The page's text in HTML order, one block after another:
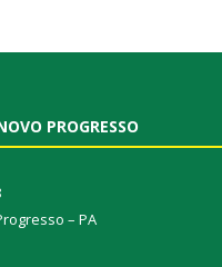
PROGRESSO
– PA